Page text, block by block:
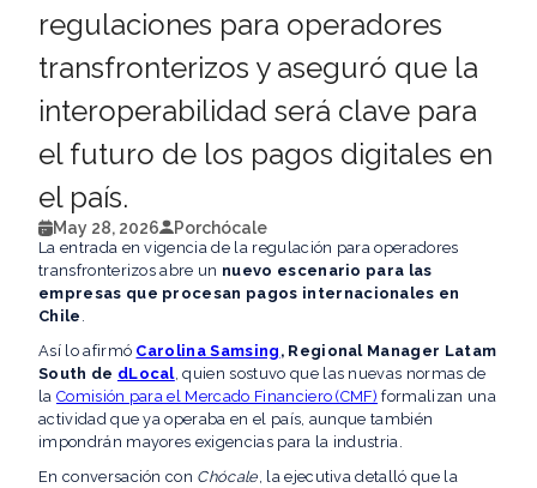
regulaciones para operadores
transfronterizos y aseguró que la
interoperabilidad será clave para
el futuro de los pagos digitales en
el país.
May 28, 2026 Porchócale
La entrada en vigencia de la regulación para operadores
transfronterizos abre un nuevo escenario para las
empresas que procesan pagos internacionales en
Chile
Así lo afirmó Carolina Samsing , Regional Manager Latam
South de dLocal, quien sostuvo que las nuevas normas de
la Comisión para el Mercado Financiero (CMF) formalizan una
actividad que ya operaba en el país, aunque también
impondrán mayores exigencias para la industria.
En conversación con Chócale , la ejecutiva detalló que la